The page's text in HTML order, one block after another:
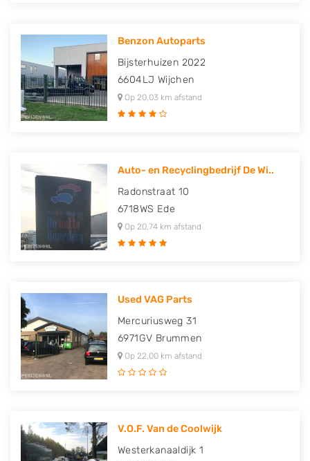
Benzon Autoparts
Bijsterhuizen 2022
6604LJ Wijchen
Op 20,03 km afstand
Auto- en Recyclingbedrijf De Wi..
Radonstraat 10
6718WS Ede
Op 20,74 km afstand
Used VAG Parts
Mercuriusweg 31
6971GV Brummen
Op 22,00 km afstand
V.O.F. Van de Coolwijk
Westerkanaaldijk 1